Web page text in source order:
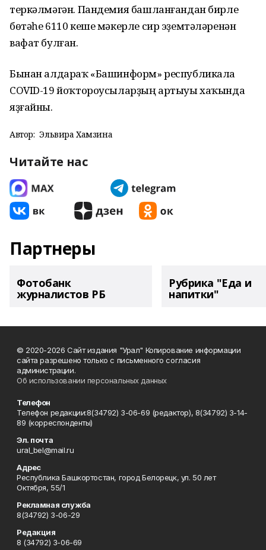
теркәлмәгән. Пандемия башланғандан бирле
бөтәһе 6110 кеше мәкерле сир эҙемтәләренән
вафат булған.
Бынан алдараҡ «Башинформ» республикала
COVID-19 йоҡтороусыларҙың артыуы хаҡында
яҙғайны.
Автор: Эльвира Хамзина
Читайте нас
Партнеры
Фотобанк
журналистов РБ
Рубрика "Еда и
напитки"
© 2020-2026 Сайт издания "Урал" Копирование информации
сайта разрешено только с письменного согласия
администрации.
Об использовании персональных данных
Телефон
Телефон редакции:8(34792) 3-06-69 (редактор), 8(34792) 3-14-
89 (корреспонденты)
Эл. почта
ural_bel@mail.ru
Адрес
Республика Башкортостан, город Белорецк, ул. 50 лет
Октября, 55/1
Рекламная служба
8(34792) 3-06-29
Редакция
8 (34792) 3-06-69